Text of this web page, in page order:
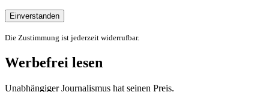
Einverstanden
Die Zustimmung ist jederzeit widerrufbar.
Werbefrei lesen
Unabhängiger Journalismus hat seinen Preis.